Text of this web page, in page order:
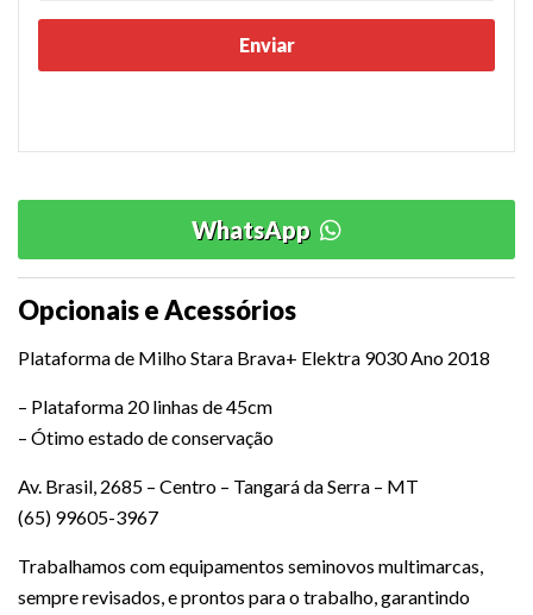
WhatsApp
Opcionais e Acessórios
Plataforma de Milho Stara Brava+ Elektra 9030 Ano 2018
– Plataforma 20 linhas de 45cm
– Ótimo estado de conservação
Av. Brasil, 2685 – Centro – Tangará da Serra – MT
(65) 99605-3967
Trabalhamos com equipamentos seminovos multimarcas,
sempre revisados, e prontos para o trabalho, garantindo